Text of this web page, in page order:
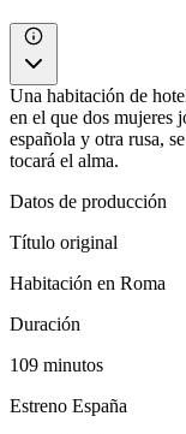
Una habitación de
en el que dos mujeres
española y otra rusa,
tocará el alma.
Datos de producción
Título original
Habitación en Roma
Duración
109 minutos
Estreno España